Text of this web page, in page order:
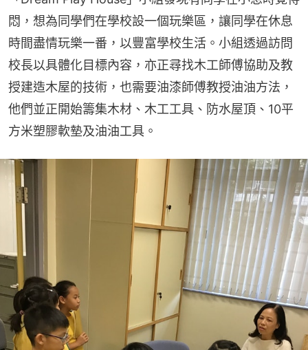
悶，想為同學們在學校設一個玩樂區，讓同學在休息
時間盡情玩樂一番，以豐富學校生活。小組透過訪問
校長以具體化目標內容，亦正尋找木工師傅協助及教
授建造木屋的技術，也需要油漆師傅教授油油方法，
他們並正開始籌集木材、木工工具、防水屋頂、10平
方米塑膠軟墊及油油工具。